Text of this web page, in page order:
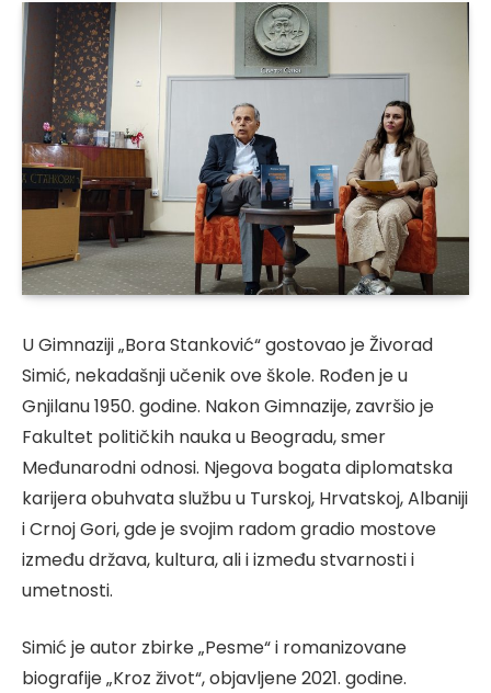
U Gimnaziji „Bora Stanković“ gostovao je Živorad
Simić, nekadašnji učenik ove škole. Rođen je u
Gnjilanu 1950. godine. Nakon Gimnazije, završio je
Fakultet političkih nauka u Beogradu, smer
Međunarodni odnosi. Njegova bogata diplomatska
karijera obuhvata službu u Turskoj, Hrvatskoj, Albaniji
i Crnoj Gori, gde je svojim radom gradio mostove
između država, kultura, ali i između stvarnosti i
umetnosti.
Simić je autor zbirke „Pesme“ i romanizovane
biografije „Kroz život“, objavljene 2021. godine.